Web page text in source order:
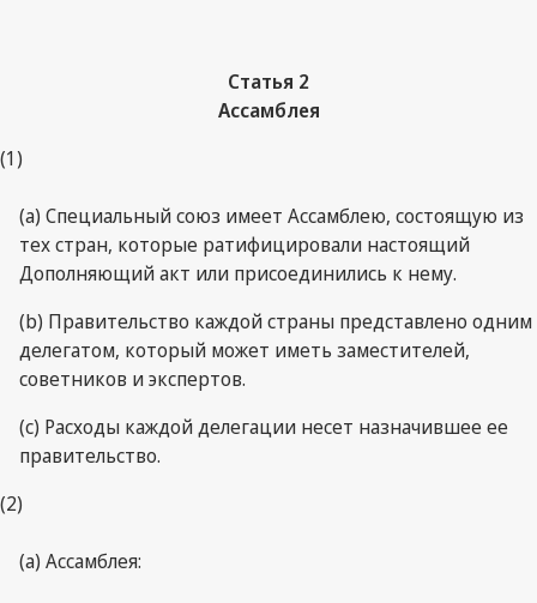
Статья 2
Ассамблея
(1)
(a) Специальный союз имеет Ассамблею, состоящую из
тех стран, которые ратифицировали настоящий
Дополняющий акт или присоединились к нему.
(b) Правительство каждой страны представлено одним
делегатом, который может иметь заместителей,
советников и экспертов.
(c) Расходы каждой делегации несет назначившее ее
правительство.
(2)
(a) Ассамблея: